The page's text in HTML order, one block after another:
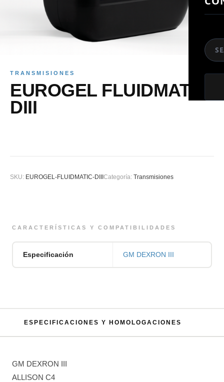
TRANSMISIONES
EUROGEL FLUIDMATIC
DIII
SKU: EUROGEL-FLUIDMATIC-DIII Categoría: Transmisiones
CARACTERÍSTICAS Y COMPATIBILIDADES
Especificación GM DEXRON III
ESPECIFICACIONES Y HOMOLOGACIONES
GM DEXRON III
ALLISON C4